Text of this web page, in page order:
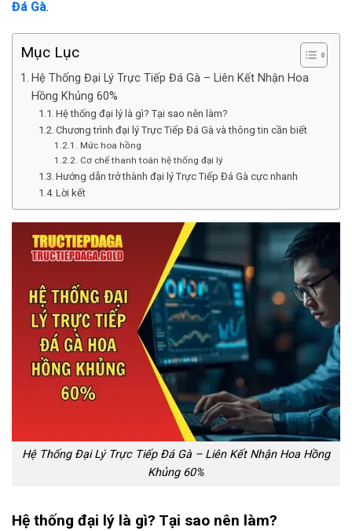
Đá Gà.
Mục Lục
Hệ Thống Đại Lý Trực Tiếp Đá Gà – Liên Kết Nhận Hoa
Hồng Khủng 60%
Hệ thống đại lý là gì? Tại sao nên làm?
Chương trình đại lý Trực Tiếp Đá Gà và thông tin cần biết
Mức hoa hồng
Cơ chế thanh toán hệ thống đại lý
Hướng dẫn trở thành đại lý Trực Tiếp Đá Gà cực nhanh
Lời kết
Hệ Thống Đại Lý Trực Tiếp Đá Gà – Liên Kết Nhận Hoa Hồng
Khủng 60%
Hệ thống đại lý là gì? Tại sao nên làm?